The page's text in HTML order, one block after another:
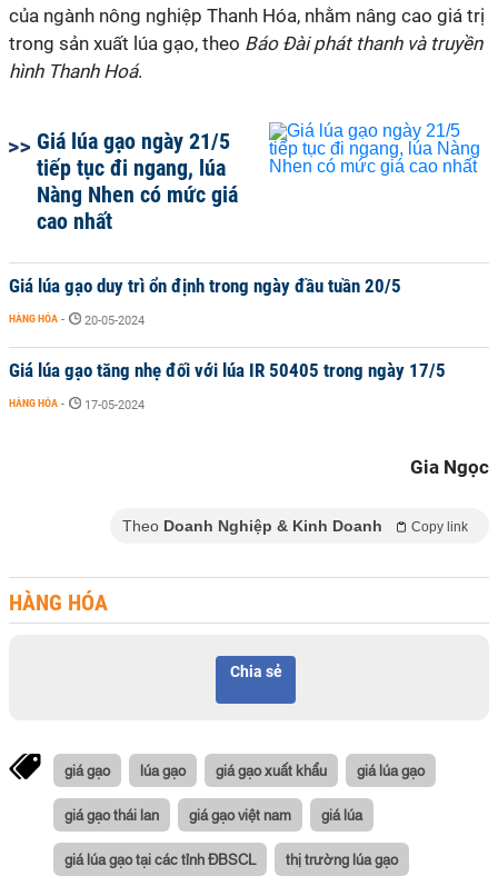
của ngành nông nghiệp Thanh Hóa, nhằm nâng cao giá trị
trong sản xuất lúa gạo, theo Báo Đài phát thanh và truyền
hình Thanh Hoá.
Giá lúa gạo ngày 21/5
tiếp tục đi ngang, lúa
Nàng Nhen có mức giá
cao nhất
Giá lúa gạo duy trì ổn định trong ngày đầu tuần 20/5
HÀNG HÓA - 20-05-2024
Giá lúa gạo tăng nhẹ đối với lúa IR 50405 trong ngày 17/5
HÀNG HÓA - 17-05-2024
Gia Ngọc
Theo Doanh Nghiệp & Kinh Doanh Copy link
HÀNG HÓA
Chia sẻ
giá gạo lúa gạo giá gạo xuất khẩu giá lúa gạo
giá gạo thái lan giá gạo việt nam giá lúa
giá lúa gạo tại các tỉnh ĐBSCL thị trường lúa gạo